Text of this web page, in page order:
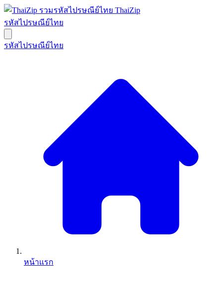
ThaiZip
รหัสไปรษณีย์ไทย
รหัสไปรษณีย์ไทย
หน้าแรก